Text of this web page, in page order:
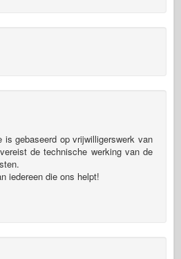
is gebaseerd op vrijwilligerswerk van
de technische werking van de
iedereen die ons helpt!